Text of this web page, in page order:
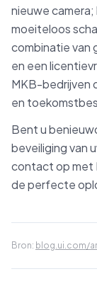
nieuwe
moeiteloos
combinatie van
en een
MKB-bedrijven
en
Bent u
beveiliging van
contact op met
de perfecte
Bron: blog.ui.com/